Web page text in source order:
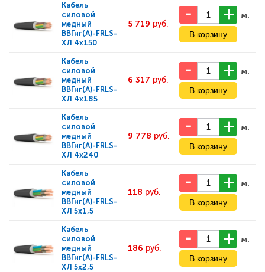
Кабель
силовой
медный
ВВГнг(А)-FRLS-
ХЛ 4x150
5 719 руб.
м.
Кабель
силовой
медный
ВВГнг(А)-FRLS-
ХЛ 4x185
6 317 руб.
м.
Кабель
силовой
медный
ВВГнг(А)-FRLS-
ХЛ 4x240
9 778 руб.
м.
Кабель
силовой
медный
ВВГнг(А)-FRLS-
ХЛ 5x1,5
118 руб.
м.
Кабель
силовой
медный
ВВГнг(А)-FRLS-
ХЛ 5x2,5
186 руб.
м.